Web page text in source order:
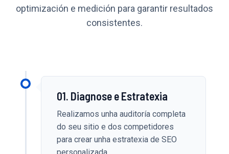
optimización e medición para garantir resultados
consistentes.
01. Diagnose e Estratexia
Realizamos unha auditoría completa
do seu sitio e dos competidores
para crear unha estratexia de SEO